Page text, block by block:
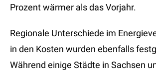
Prozent wärmer als das Vorjahr.
Regionale Unterschiede im
in den Kosten wurden ebenfalls
Während einige Städte in Sachsen